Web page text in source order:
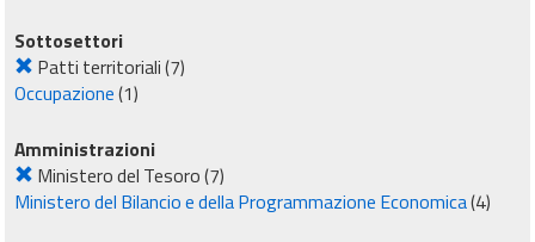
Sottosettori
Patti territoriali(7)
Occupazione(1)
Amministrazioni
Ministero del Tesoro(7)
Ministero del Bilancio e della Programmazione Economica(4)